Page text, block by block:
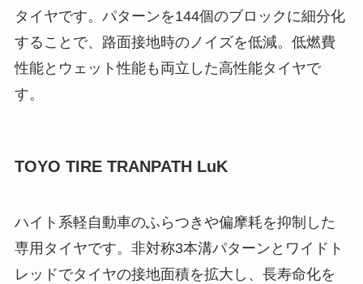
タイヤです。パターンを144個のブロックに細分化
することで、路面接地時のノイズを低減。低燃費
性能とウェット性能も両立した高性能タイヤで
す。
TOYO TIRE TRANPATH LuK
ハイト系軽自動車のふらつきや偏摩耗を抑制した
専用タイヤです。非対称3本溝パターンとワイドト
レッドでタイヤの接地面積を拡大し、長寿命化を